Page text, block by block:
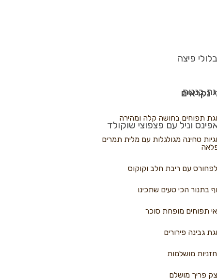
פיצה
בננות
וניל עם פצפוצי שוקולד
נקראים
תפוחים בחושה קלה ומהירה
טחינה מגולגלות עם מלית תמרים
עם ריבת חלב וקוקוס
בתנור הכי טעים שתכינו
תפוחים מופחת סוכר
גבינה פירורים
מושלמות
פריך מושלם